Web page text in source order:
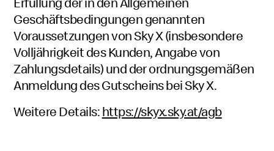
Geschäftsbedingungen genannten
Voraussetzungen von Sky X (insbesondere
Volljährigkeit des Kunden, Angabe von
Zahlungsdetails) und der ordnungsgemäßen
Anmeldung des Gutscheins bei Sky X.
Weitere Details:https://skyx.sky.at/agb